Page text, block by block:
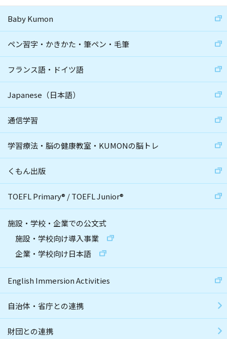
Baby Kumon
ペン習字・かきかた・筆ペン・毛筆
フランス語・ドイツ語
Japanese（日本語）
通信学習
学習療法・脳の健康教室・KUMONの脳トレ
くもん出版
TOEFL Primary® /TOEFL Junior®
施設・学校・企業での公文式
施設・学校向け導入事業
企業・学校向け日本語
English Immersion Activities
自治体・省庁との連携
財団との連携